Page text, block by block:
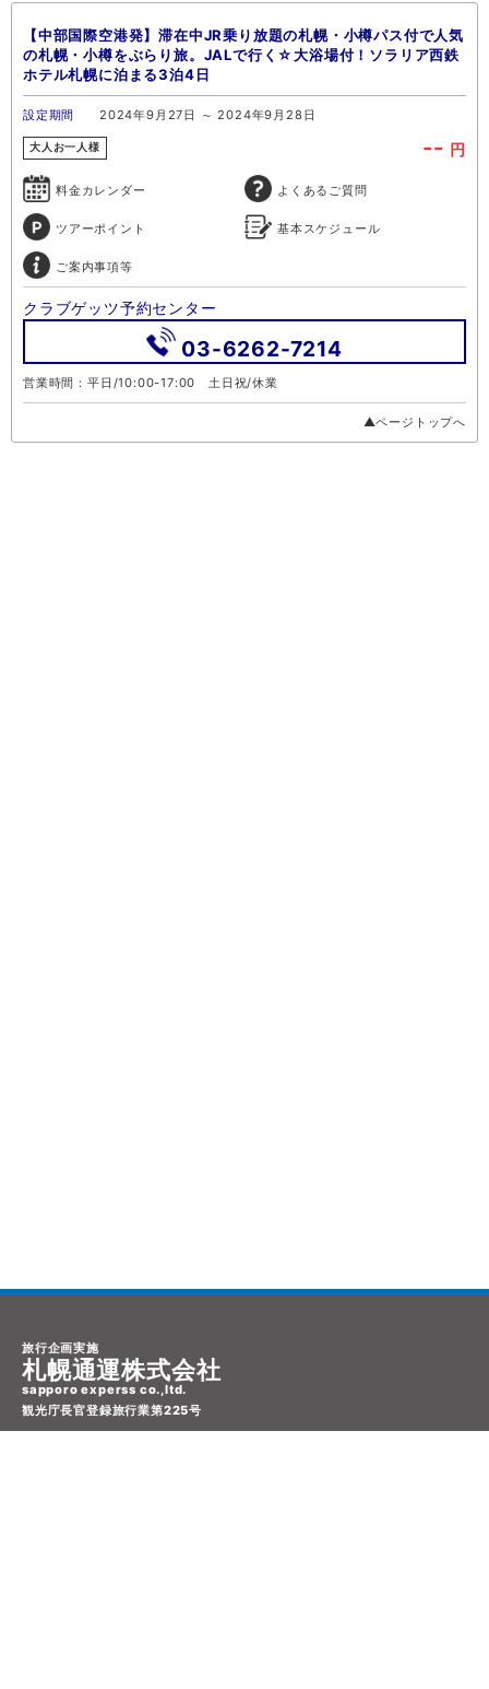
【中部国際空港発】滞在中JR乗り放題の札幌・小樽パス付で人気
の札幌・小樽をぶらり旅。JALで行く☆大浴場付！ソラリア西鉄
ホテル札幌に泊まる3泊4日
設定期間 2024年9月27日 ～ 2024年9月28日
大人お一人様 -- 円
料金カレンダー よくあるご質問
ツアーポイント 基本スケジュール
ご案内事項等
クラブゲッツ予約センター
03-6262-7214
営業時間：平日/10:00-17:00 土日祝/休業
▲ページトップへ
旅行企画実施
札幌通運株式会社
sapporo experss co.,ltd.
観光庁長官登録旅行業第225号